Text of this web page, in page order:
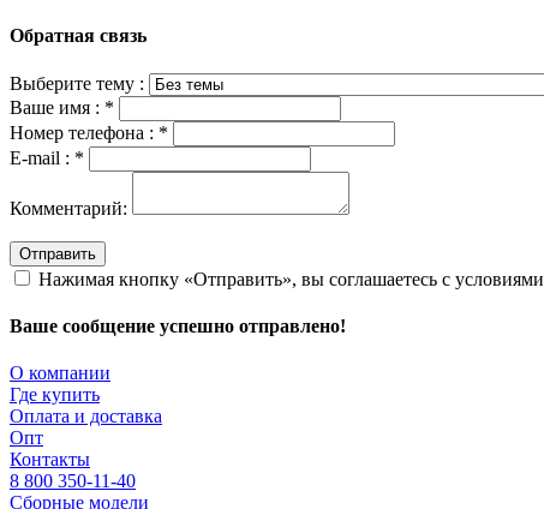
Обратная связь
Выберите тему :
Ваше имя : *
Номер телефона : *
E-mail : *
Комментарий:
Отправить
Нажимая кнопку «Отправить», вы соглашаетесь с условиями
Ваше сообщение успешно отправлено!
О компании
Где купить
Оплата и доставка
Опт
Контакты
8 800 350-11-40
Сборные модели